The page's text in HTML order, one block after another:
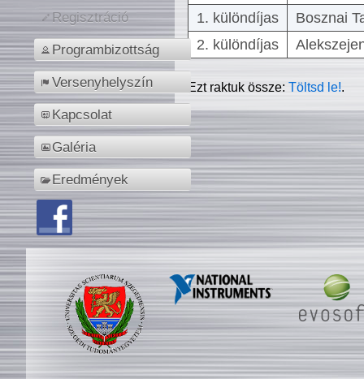
Regisztráció
Programbizottság
Versenyhelyszín
Kapcsolat
Galéria
Eredmények
1. különdíjas
Bosznai
2. különdíjas
Ezt raktuk össze:Töltsd le!.